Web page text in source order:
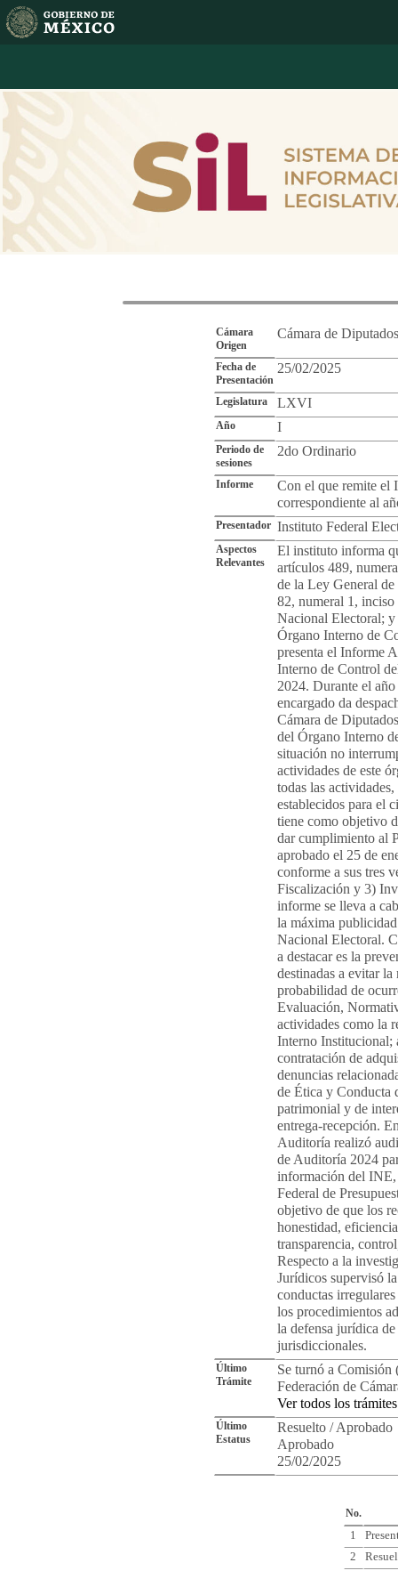
Cámara
Origen
Cámara de Diputados
Fecha de
Presentación
25/02/2025
Legislatura LXVI
Año I
Periodo de
sesiones
2do Ordinario
Informe
Con el que remite el
correspondiente al
Presentador Instituto Federal
Aspectos
Relevantes
El instituto informa
artículos 489,
de la Ley General
82, numeral 1,
Nacional Electoral;
Órgano Interno de
presenta el Informe
Interno de Control
2024. Durante el
encargado da
Cámara de
del Órgano Interno
situación no
actividades de este
todas las
establecidos para el
tiene como objetivo
dar cumplimiento al
aprobado el 25 de
conforme a sus tres
Fiscalización y 3)
informe se lleva a
la máxima
Nacional Electoral.
a destacar es la
destinadas a evitar
probabilidad de
Evaluación,
actividades como la
Interno Institucional;
contratación de
denuncias
de Ética y Conducta
patrimonial y de
entrega-recepción.
Auditoría realizó
de Auditoría 2024
información del
Federal de
objetivo de que los
honestidad,
transparencia,
Respecto a la
Jurídicos supervisó
conductas
los procedimientos
la defensa jurídica
jurisdiccionales.
Último
Trámite
Se turnó a
Federación de
Ver todos los trámites
Último
Estatus
Resuelto / Aprobado
Aprobado
25/02/2025
No.
1
2